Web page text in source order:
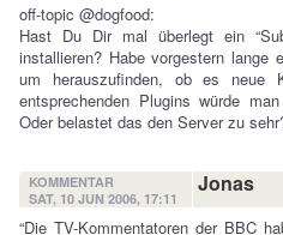
off-topic @dogfood:
Hast Du Dir mal überlegt ein
installieren? Habe vorgestern lange
um herauszufinden, ob es neue
entsprechenden Plugins würde
Oder belastet das den Server zu
KOMMENTAR
SAT, 10 JUN 2006, 17:11
Jonas
“Die TV-Kommentatoren der BBC